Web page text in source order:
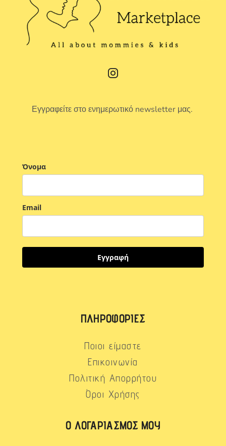
Εγγραφείτε στο ενημερωτικό newsletter μας.
Όνομα
Email
Εγγραφή
ΠΛΗΡΟΦΟΡΊΕΣ
Ποιοι είμαστε
Επικοινωνία
Πολιτική Απορρήτου
Όροι Χρήσης
Ο ΛΟΓΑΡΙΑΣΜΌΣ ΜΟΥ